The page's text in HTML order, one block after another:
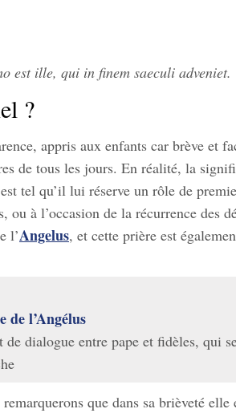
est ille, qui in finem saeculi adveniet.
?
appris aux enfants car brève et
de tous les jours. En réalité, la
tel qu’il lui réserve un rôle de
ou à l’occasion de la récurrence des
l’Angelus, et cette prière est
de l’Angélus
dialogue entre pape et fidèles, qui
que dans sa brièveté elle